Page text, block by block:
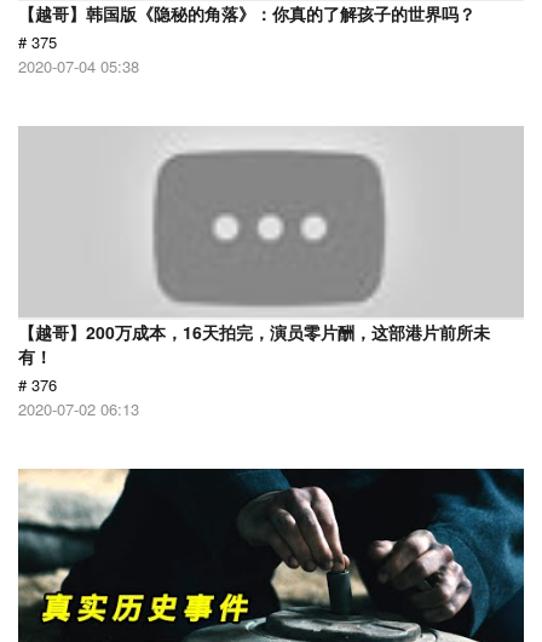
【越哥】韩国版《隐秘的角落》：你真的了解孩子的世界吗？
# 375
2020-07-04 05:38
【越哥】200万成本，16天拍完，演员零片酬，这部港片前所未
有！
# 376
2020-07-02 06:13